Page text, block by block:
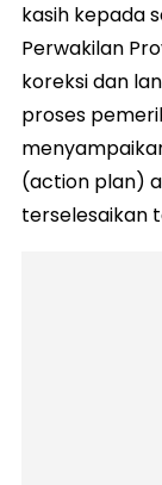
kasih kepada
Perwakilan
koreksi dan
proses
(action plan)
terselesaikan